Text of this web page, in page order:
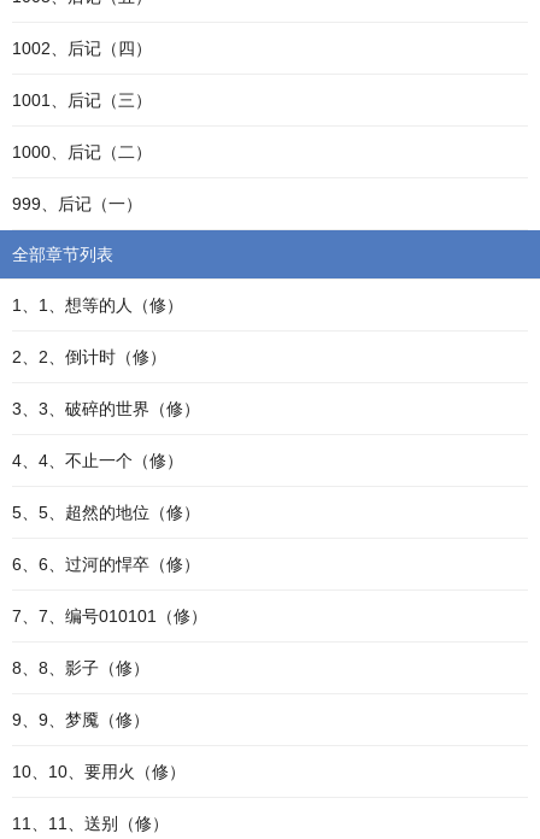
1002、后记（四）
1001、后记（三）
1000、后记（二）
999、后记（一）
全部章节列表
1、1、想等的人（修）
2、2、倒计时（修）
3、3、破碎的世界（修）
4、4、不止一个（修）
5、5、超然的地位（修）
6、6、过河的悍卒（修）
7、7、编号010101（修）
8、8、影子（修）
9、9、梦魇（修）
10、10、要用火（修）
11、11、送别（修）